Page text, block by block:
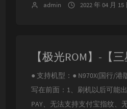
admin 2022 年 04 月 15
● 支持机型：● N970X(国行/港
写在前面：1、刷机以后可能
PAY、无法支持支付宝指纹、